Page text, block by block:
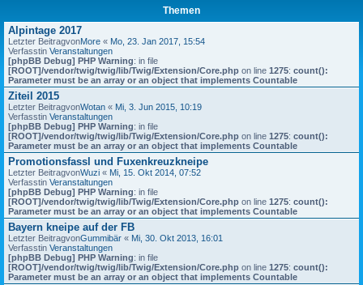
Themen
Alpintage 2017
Letzter BeitragvonMore « Mo, 23. Jan 2017, 15:54
Verfasstin Veranstaltungen
[phpBB Debug] PHP Warning: in file
[ROOT]/vendor/twig/twig/lib/Twig/Extension/Core.php on line 1275: count():
Parameter must be an array or an object that implements Countable
Ziteil 2015
Letzter BeitragvonWotan « Mi, 3. Jun 2015, 10:19
Verfasstin Veranstaltungen
[phpBB Debug] PHP Warning: in file
[ROOT]/vendor/twig/twig/lib/Twig/Extension/Core.php on line 1275: count():
Parameter must be an array or an object that implements Countable
Promotionsfassl und Fuxenkreuzkneipe
Letzter BeitragvonWuzi « Mi, 15. Okt 2014, 07:52
Verfasstin Veranstaltungen
[phpBB Debug] PHP Warning: in file
[ROOT]/vendor/twig/twig/lib/Twig/Extension/Core.php on line 1275: count():
Parameter must be an array or an object that implements Countable
Bayern kneipe auf der FB
Letzter BeitragvonGummibär « Mi, 30. Okt 2013, 16:01
Verfasstin Veranstaltungen
[phpBB Debug] PHP Warning: in file
[ROOT]/vendor/twig/twig/lib/Twig/Extension/Core.php on line 1275: count():
Parameter must be an array or an object that implements Countable